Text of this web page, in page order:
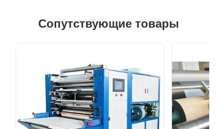
Сопутствующие товары